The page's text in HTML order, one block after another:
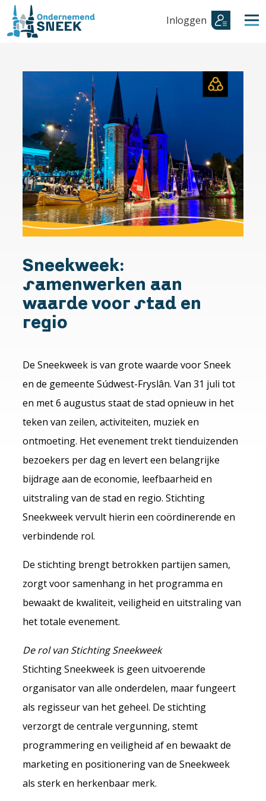
Inloggen
Sneekweek:
samenwerken aan
waarde voor stad en
regio
De Sneekweek is van grote waarde voor Sneek
en de gemeente Súdwest-Fryslân. Van 31 juli tot
en met 6 augustus staat de stad opnieuw in het
teken van zeilen, activiteiten, muziek en
ontmoeting. Het evenement trekt tienduizenden
bezoekers per dag en levert een belangrijke
bijdrage aan de economie, leefbaarheid en
uitstraling van de stad en regio. Stichting
Sneekweek vervult hierin een coördinerende en
verbindende rol.
De stichting brengt betrokken partijen samen,
zorgt voor samenhang in het programma en
bewaakt de kwaliteit, veiligheid en uitstraling van
het totale evenement.
De rol van Stichting Sneekweek
Stichting Sneekweek is geen uitvoerende
organisator van alle onderdelen, maar fungeert
als regisseur van het geheel. De stichting
verzorgt de centrale vergunning, stemt
programmering en veiligheid af en bewaakt de
marketing en positionering van de Sneekweek
als sterk en herkenbaar merk.